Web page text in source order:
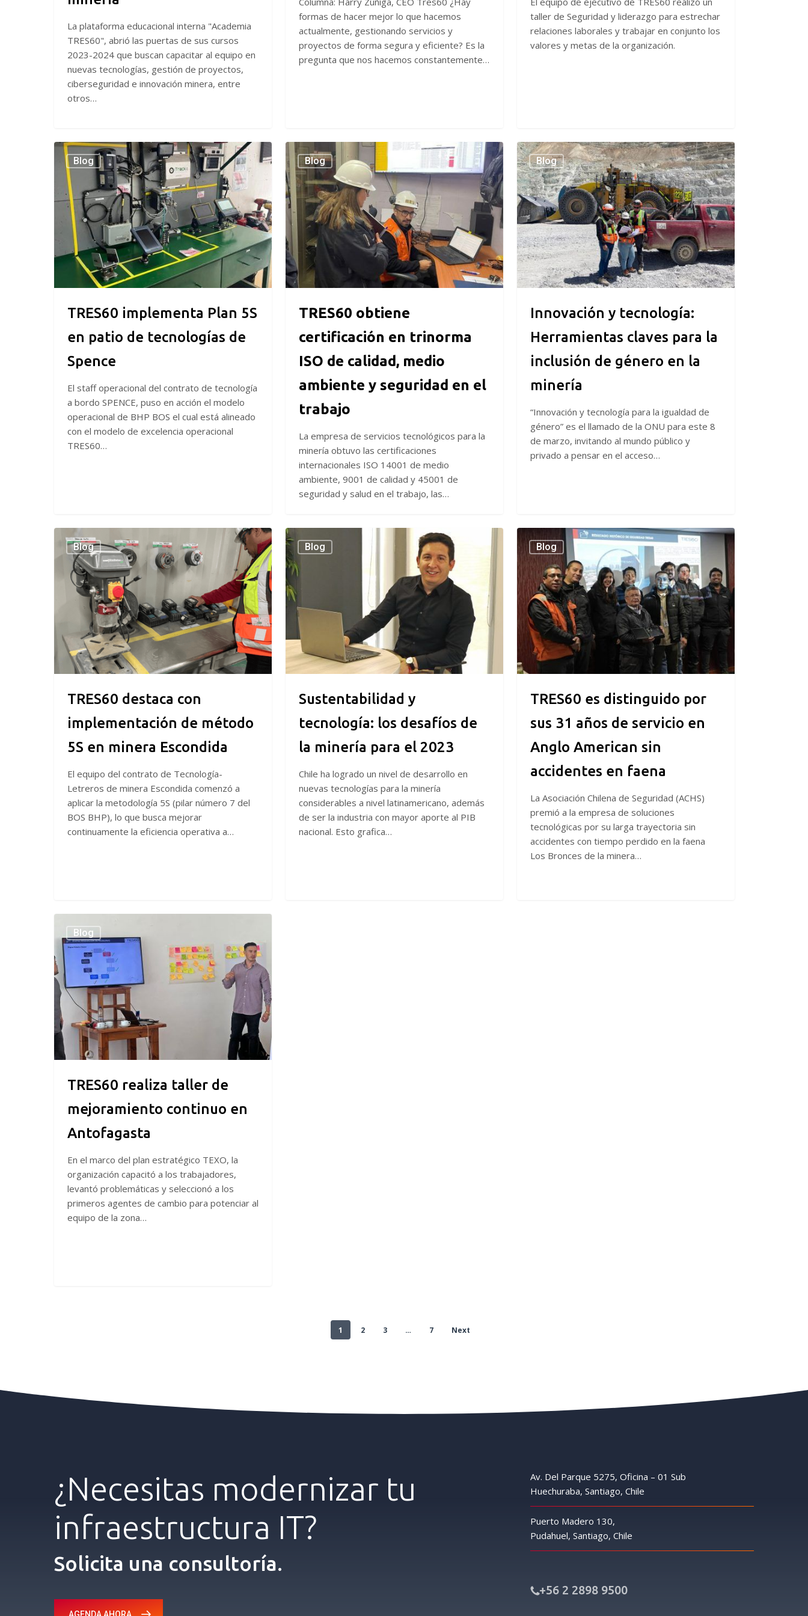
La plataforma educacional interna "Academia
TRES60", abrió las puertas de sus cursos
2023-2024 que buscan capacitar al equipo en
nuevas tecnologías, gestión de proyectos,
ciberseguridad e innovación minera, entre
otros…
formas de hacer mejor lo que hacemos
actualmente, gestionando servicios y
proyectos de forma segura y eficiente? Es la
pregunta que nos hacemos constantemente…
taller de Seguridad y liderazgo para estrechar
relaciones laborales y trabajar en conjunto los
valores y metas de la organización.
TRES60
implementa
Plan
patio
tecnologías
Blog
TRES60 implementa Plan 5S
en patio de tecnologías de
Spence
El staff operacional del contrato de tecnología
a bordo SPENCE, puso en acción el modelo
operacional de BHP BOS el cual está alineado
con el modelo de excelencia operacional
TRES60…
TRES60
obtiene
certificación
en
trinorma
ISO
de
calidad,
medio
ambiente
seguridad
trabajo
Blog
TRES60 obtiene
certificación en trinorma
ISO de calidad, medio
ambiente y seguridad en el
trabajo
La empresa de servicios tecnológicos para la
minería obtuvo las certificaciones
internacionales ISO 14001 de medio
ambiente, 9001 de calidad y 45001 de
seguridad y salud en el trabajo, las…
Innovación
y
tecnología:
Herramientas
claves
para
la
inclusión
de
género
minería
Blog
Innovación y tecnología:
Herramientas claves para la
inclusión de género en la
minería
“Innovación y tecnología para la igualdad de
género” es el llamado de la ONU para este 8
de marzo, invitando al mundo público y
privado a pensar en el acceso…
TRES60
destaca
implementación
método
en
minera
Escondida
Blog
TRES60 destaca con
implementación de método
5S en minera Escondida
El equipo del contrato de Tecnología-
Letreros de minera Escondida comenzó a
aplicar la metodología 5S (pilar número 7 del
BOS BHP), lo que busca mejorar
continuamente la eficiencia operativa a…
Sustentabilidad
y
tecnología:
los
desafíos
minería
para
el
Blog
Sustentabilidad y
tecnología: los desafíos de
la minería para el 2023
Chile ha logrado un nivel de desarrollo en
nuevas tecnologías para la minería
considerables a nivel latinamericano, además
de ser la industria con mayor aporte al PIB
nacional. Esto grafica…
TRES60
es
distinguido
por
sus
31
años
servicio
en
American
accidentes
faena
Blog
TRES60 es distinguido por
sus 31 años de servicio en
Anglo American sin
accidentes en faena
La Asociación Chilena de Seguridad (ACHS)
premió a la empresa de soluciones
tecnológicas por su larga trayectoria sin
accidentes con tiempo perdido en la faena
Los Bronces de la minera…
realiza
taller
de
mejoramiento
continuo
en
Antofagasta
Blog
TRES60 realiza taller de
mejoramiento continuo en
Antofagasta
En el marco del plan estratégico TEXO, la
organización capacitó a los trabajadores,
levantó problemáticas y seleccionó a los
primeros agentes de cambio para potenciar al
equipo de la zona…
1 2 3 … 7 Next
¿Necesitas modernizar tu
infraestructura IT?
Solicita una consultoría.
Av. Del Parque 5275, Oficina – 01 Sub
Huechuraba, Santiago, Chile
Puerto Madero 130,
Pudahuel, Santiago, Chile
+56 2 2898 9500